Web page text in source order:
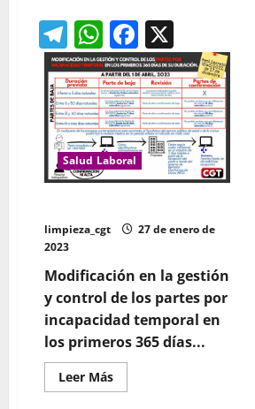
El
salario
para
calcular
indemnización
de
despido
no
debe
incluir
el
periodo
del
ERTE
IT
Telegram
WhatsApp
Facebook
Salud Laboral
limpieza_cgt
27 de enero de
2023
Modificación en la gestión
y control de los partes por
incapacidad temporal en
los primeros 365 días...
Leer MásLeer
más